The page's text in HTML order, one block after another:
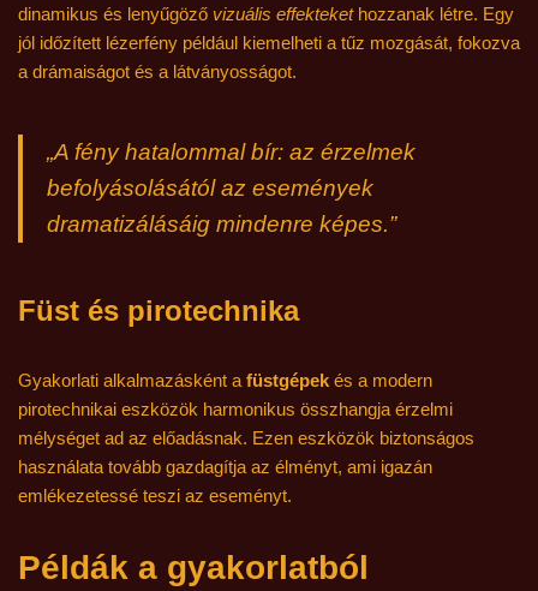
dinamikus és lenyűgöző vizuális effektekethozzanak létre. Egy
jól időzített lézerfény például kiemelheti a tűz mozgását, fokozva
a drámaiságot és a látványosságot.
„A fény hatalommal bír: az érzelmek
befolyásolásától az események
dramatizálásáig mindenre képes.”
Füst és pirotechnika
Gyakorlati alkalmazásként a füstgépek és a modern
pirotechnikai eszközök harmonikus összhangja érzelmi
mélységet ad az előadásnak. Ezen eszközök biztonságos
használata tovább gazdagítja az élményt, ami igazán
emlékezetessé teszi az eseményt.
Példák a gyakorlatból